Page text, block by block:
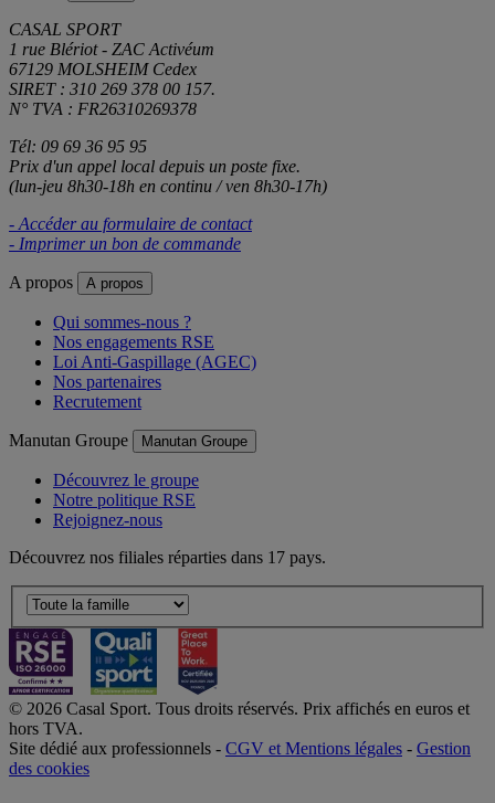
CASAL SPORT
1 rue Blériot - ZAC Activéum
67129 MOLSHEIM Cedex
SIRET : 310 269 378 00 157.
N° TVA : FR26310269378
Tél: 09 69 36 95 95
Prix d'un appel local depuis un poste fixe.
(lun-jeu 8h30-18h en continu / ven 8h30-17h)
- Accéder au formulaire de contact
- Imprimer un bon de commande
A propos A propos
Qui sommes-nous ?
Nos engagements RSE
Loi Anti-Gaspillage (AGEC)
Nos partenaires
Recrutement
Manutan Groupe Manutan Groupe
Découvrez le groupe
Notre politique RSE
Rejoignez-nous
Découvrez nos filiales réparties dans 17 pays.
© 2026 Casal Sport. Tous droits réservés. Prix affichés en euros et
hors TVA.
Site dédié aux professionnels - CGV et Mentions légales - Gestion
des cookies